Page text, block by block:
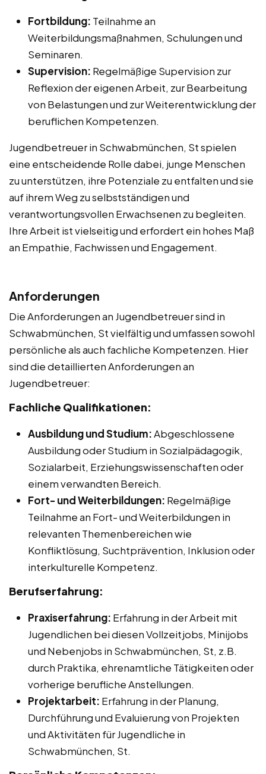
Fortbildung: Teilnahme an
Weiterbildungsmaßnahmen, Schulungen und
Seminaren.
Supervision: Regelmäßige Supervision zur
Reflexion der eigenen Arbeit, zur Bearbeitung
von Belastungen und zur Weiterentwicklung der
beruflichen Kompetenzen.
Jugendbetreuer in Schwabmünchen, St spielen
eine entscheidende Rolle dabei, junge Menschen
zu unterstützen, ihre Potenziale zu entfalten und sie
auf ihrem Weg zu selbstständigen und
verantwortungsvollen Erwachsenen zu begleiten.
Ihre Arbeit ist vielseitig und erfordert ein hohes Maß
an Empathie, Fachwissen und Engagement.
Anforderungen
Die Anforderungen an Jugendbetreuer sind in
Schwabmünchen, St vielfältig und umfassen sowohl
persönliche als auch fachliche Kompetenzen. Hier
sind die detaillierten Anforderungen an
Jugendbetreuer:
Fachliche Qualifikationen:
Ausbildung und Studium:Abgeschlossene
Ausbildung oder Studium in Sozialpädagogik,
Sozialarbeit, Erziehungswissenschaften oder
einem verwandten Bereich.
Fort- und Weiterbildungen: Regelmäßige
Teilnahme an Fort- und Weiterbildungen in
relevanten Themenbereichen wie
Konfliktlösung, Suchtprävention, Inklusion oder
interkulturelle Kompetenz.
Berufserfahrung:
Praxiserfahrung: Erfahrung in der Arbeit mit
Jugendlichen bei diesen Vollzeitjobs, Minijobs
und Nebenjobs in Schwabmünchen, St, z.B.
durch Praktika, ehrenamtliche Tätigkeiten oder
vorherige berufliche Anstellungen.
Projektarbeit: Erfahrung in der Planung,
Durchführung und Evaluierung von Projekten
und Aktivitäten für Jugendliche in
Schwabmünchen, St.